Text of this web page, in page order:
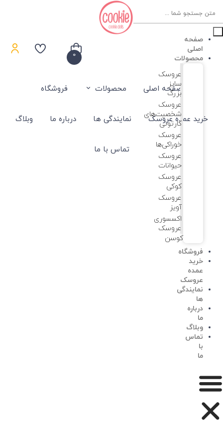
search
0
صفحه اصلی محصولات فروشگاه
خرید عمده عروسک نمایندگی ها درباره ما وبلاگ
تماس با ما
صفحه
اصلی
محصولات
عروسک
سایز
بزرگ
عروسک‌
شخصیت‌های
کارتونی
عروسک
خوراکی‌ها
عروسک
حیوانات
عروسک
کوکی
عروسک
آویز
اکسسوری
عروسک
کوسن
فروشگاه
خرید
عمده
عروسک
نمایندگی
ها
درباره
ما
وبلاگ
تماس
با
ما